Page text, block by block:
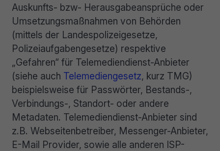
Auskunfts- bzw- Herausgabeansprüche oder
Umsetzungsmaßnahmen von Behörden
(mittels der Landespolizeigesetze,
Polizeiaufgabengesetze) respektive
„Gefahren“ für Telemediendienst-Anbieter
(siehe auch Telemediengesetz, kurz TMG)
beispielsweise für Passwörter, Bestands-,
Verbindungs-, Standort- oder andere
Metadaten. Telemediendienst-Anbieter sind
z.B. Webseitenbetreiber, Messenger-Anbieter,
E-Mail Provider, sowie alle anderen ISP-